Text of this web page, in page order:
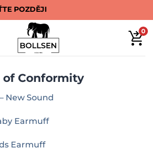
POZDĚJI
0
Conformity
New Sound
Earmuff
Earmuff